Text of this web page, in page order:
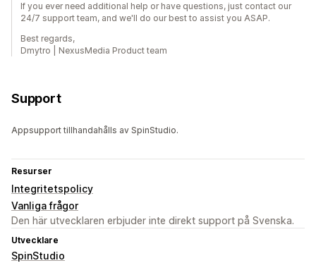
If you ever need additional help or have questions, just contact our
24/7 support team, and we'll do our best to assist you ASAP.
Best regards,
Dmytro | NexusMedia Product team
Support
Appsupport tillhandahålls av SpinStudio.
Resurser
Integritetspolicy
Vanliga frågor
Den här utvecklaren erbjuder inte direkt support på Svenska.
Utvecklare
SpinStudio